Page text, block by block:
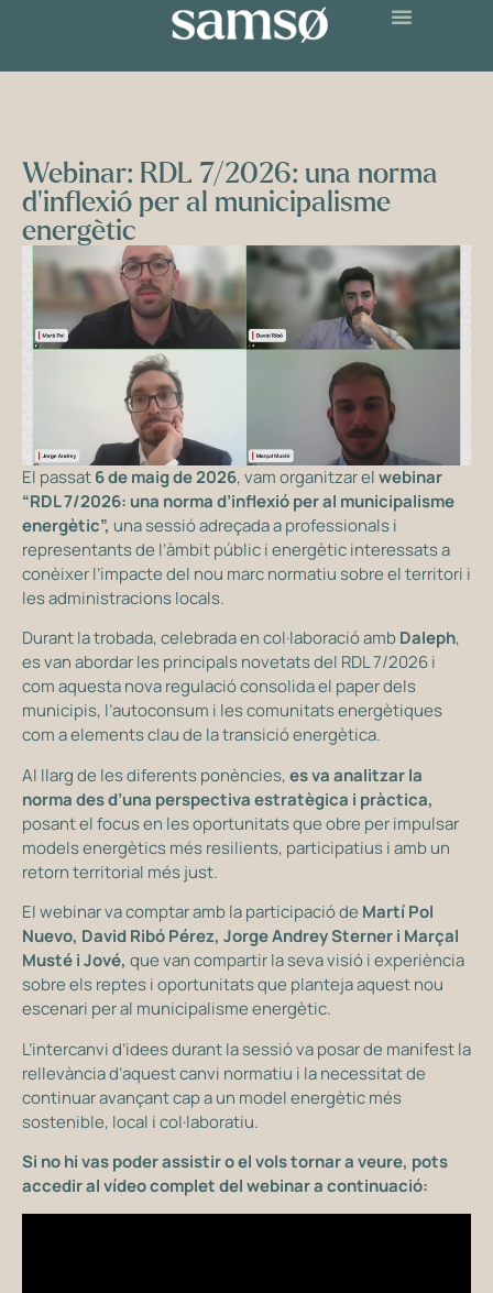
Webinar: RDL 7/2026: una norma
d’inflexió per al municipalisme
energètic
El passat6 de maig de 2026, vam organitzar elwebinar
“RDL 7/2026: una norma d’inflexió per al municipalisme
energètic”, una sessió adreçada a professionals i
representants de l’àmbit públic i energètic interessats a
conèixer l’impacte del nou marc normatiu sobre el territori i
les administracions locals.
Durant la trobada, celebrada en col·laboració ambDaleph,
es van abordar les principals novetats del RDL 7/2026 i
com aquesta nova regulació consolida el paper dels
municipis, l’autoconsum i les comunitats energètiques
com a elements clau de la transició energètica.
Al llarg de les diferents ponències,es va analitzar la
norma des d’una perspectiva estratègica i pràctica,
posant el focus en les oportunitats que obre per impulsar
models energètics més resilients, participatius i amb un
retorn territorial més just.
El webinar va comptar amb la participació de Martí Pol
Nuevo, David Ribó Pérez, Jorge Andrey Sterner i Marçal
Musté i Jové, que van compartir la seva visió i experiència
sobre els reptes i oportunitats que planteja aquest nou
escenari per al municipalisme energètic.
L’intercanvi d’idees durant la sessió va posar de manifest la
rellevància d’aquest canvi normatiu i la necessitat de
continuar avançant cap a un model energètic més
sostenible, local i col·laboratiu.
Si no hi vas poder assistir o el vols tornar a veure, pots
accedir al vídeo complet del webinar a continuació: